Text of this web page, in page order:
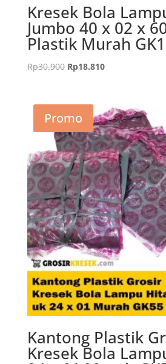
Kresek Bola
Jumbo 40 x 02 x
Plastik Murah
Rp30.900 Harga
Rp30.900.
Rp18.810Harga
adalah:
Rp18.810.
Promo
Kantong Plastik
Kresek Bola